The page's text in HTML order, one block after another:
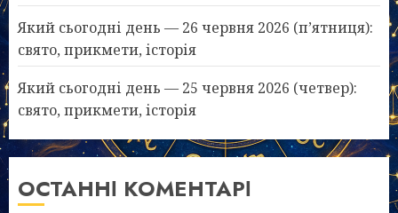
Який сьогодні день — 26 червня 2026 (п’ятниця):
свято, прикмети, історія
Який сьогодні день — 25 червня 2026 (четвер):
свято, прикмети, історія
ОСТАННІ КОМЕНТАРІ